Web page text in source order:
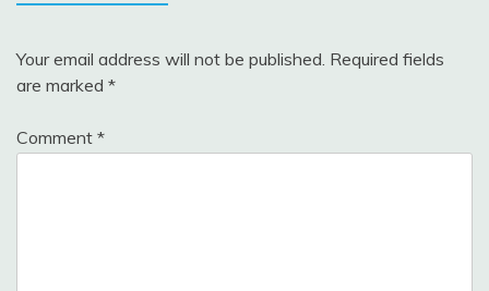
Your email address will not be published. Required fields
are marked *
Comment *